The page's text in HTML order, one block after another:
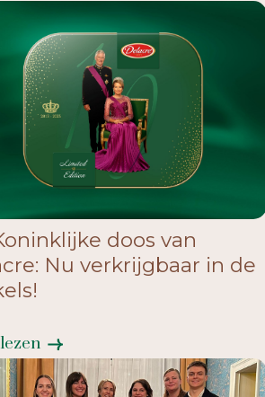
doos van
Nu verkrijgbaar in de